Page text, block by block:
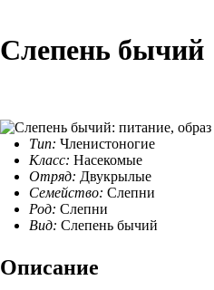
Слепень бычий
Тип: Членистоногие
Класс: Насекомые
Отряд: Двукрылые
Семейство: Слепни
Род: Слепни
Вид: Слепень бычий
Описание